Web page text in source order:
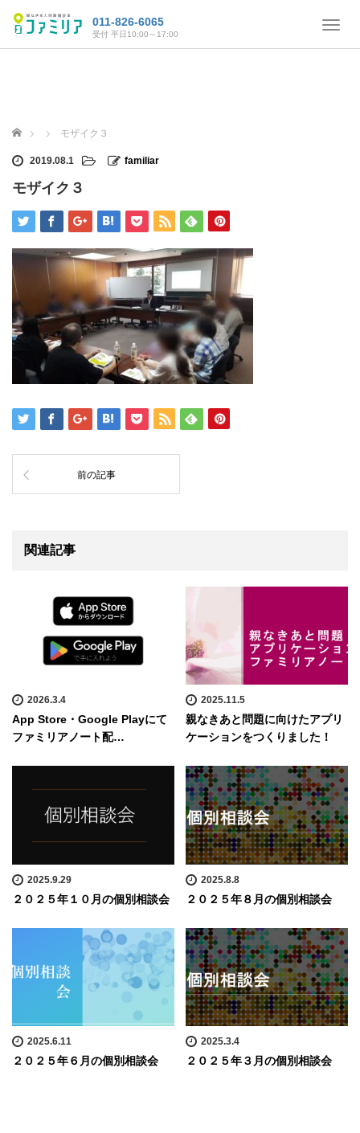
T
011-826-6065
受付 平日10:00～17:00
ホーム モザイク３
2019.08.1 familiar
モザイク３
前の記事
関連記事
2026.3.4
App Store・Google Playにて
ファミリアノート配…
2025.11.5
親なきあと問題に向けたアプリ
ケーションをつくりました！
2025.9.29
２０２５年１０月の個別相談会
2025.8.8
２０２５年８月の個別相談会
2025.6.11
２０２５年６月の個別相談会
2025.3.4
２０２５年３月の個別相談会